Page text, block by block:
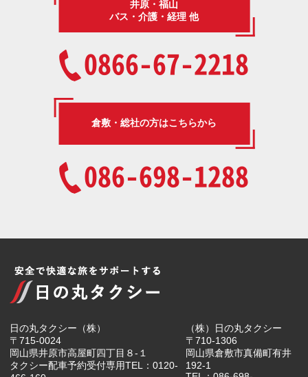
井原・福山
バス・介護・経理 他
0866-67-2218
倉敷・総社の方はこちらから
086-698-1288
日の丸タクシー（株）
〒715-0024
岡山県井原市高屋町四丁目８-１
タクシー配車予約受付専用TEL：0120-
（株）日の丸タクシー
〒710-1306
岡山県倉敷市真備町有井
192-1